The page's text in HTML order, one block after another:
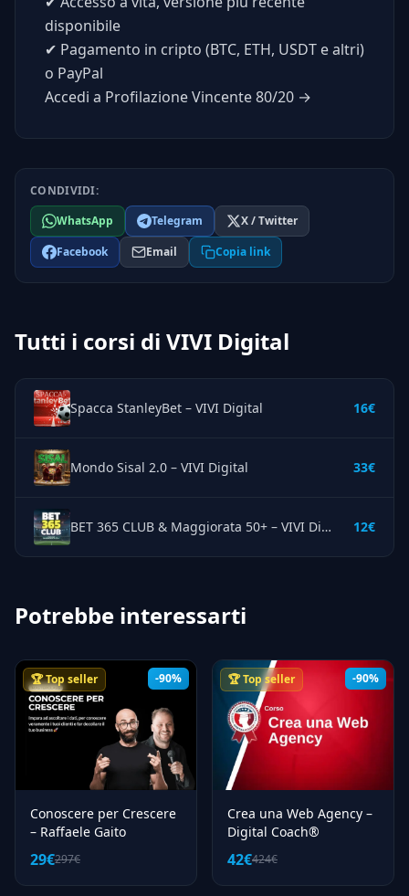
disponibile
✔ Pagamento in cripto (BTC, ETH, USDT e altri)
o PayPal
Accedi a Profilazione Vincente 80/20 →
CONDIVIDI:
WhatsApp
Telegram
X / Twitter
Facebook
Email Copia link
Tutti i corsi di VIVI Digital
Spacca StanleyBet – VIVI Digital 16€
Mondo Sisal 2.0 – VIVI Digital 33€
BET 365 CLUB & Maggiorata 50+ – VIVI Digital 12€
Potrebbe interessarti
-90%
🏆 Top seller
Conoscere per Crescere
– Raffaele Gaito
29€297€
-90%
🏆 Top seller
Crea una Web Agency –
Digital Coach®
42€424€